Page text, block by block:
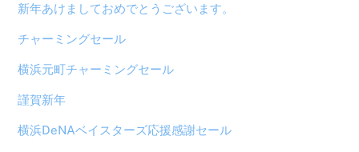
新年あけましておめでとうございます。
チャーミングセール
横浜元町チャーミングセール
謹賀新年
横浜DeNAベイスターズ応援感謝セール